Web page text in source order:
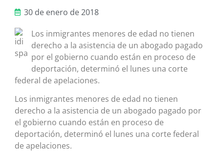
30 de enero de 2018
Los inmigrantes menores de edad no tienen
derecho a la asistencia de un abogado pagado
por el gobierno cuando están en proceso de
deportación, determinó el lunes una corte
federal de apelaciones.
Los inmigrantes menores de edad no tienen
derecho a la asistencia de un abogado pagado por
el gobierno cuando están en proceso de
deportación, determinó el lunes una corte federal
de apelaciones.